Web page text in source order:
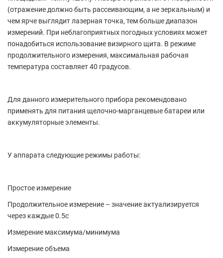
(отражение должно быть рассеивающим, а не зеркальным) и
чем ярче выглядит лазерная точка, тем больше диапазон
измерений. При неблагоприятных погодных условиях может
понадобиться использование визирного щита. В режиме
продолжительного измерения, максимальная рабочая
температура составляет 40 градусов.
Для данного измерительного прибора рекомендовано
применять для питания щелочно-марганцевые батареи или
аккумуляторные элементы.
У аппарата следующие режимы работы:
Простое измерение
Продолжительное измерение – значение актуализируется
через каждые 0.5с
Измерение максимума/минимума
Измерение объема